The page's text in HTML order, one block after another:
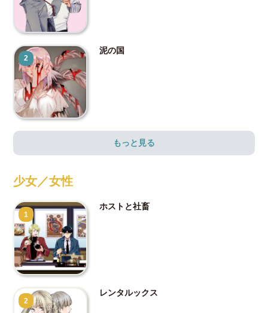
2
泥の国
もっと見る
少女／女性
1
ホストと社畜
2
レンタルックス